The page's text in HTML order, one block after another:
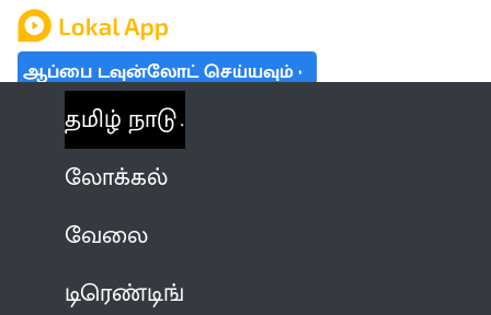
ஆப்பை டவுன்லோட் செய்யவும்
தமிழ் நாடு
லோக்கல்
வேலை
டிரெண்டிங்